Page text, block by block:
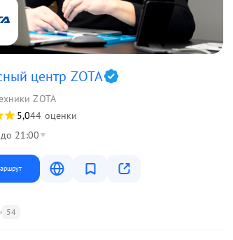
центр ZOTA
ZOTA
5,044 оценки
21:00
54